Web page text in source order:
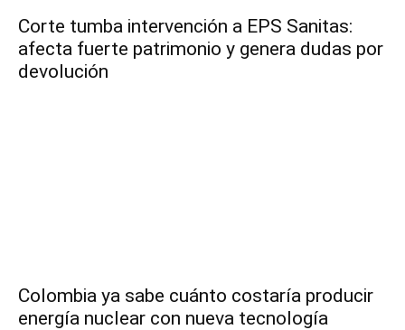
Corte tumba intervención a EPS Sanitas:
afecta fuerte patrimonio y genera dudas por
devolución
Colombia ya sabe cuánto costaría producir
energía nuclear con nueva tecnología